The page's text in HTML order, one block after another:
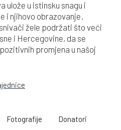
ulože u istinsku snagu i
i njihovo obrazovanje.
žele podržati što veći
i Hercegovine, da se
promjena u našoj
Fotografije Donatori